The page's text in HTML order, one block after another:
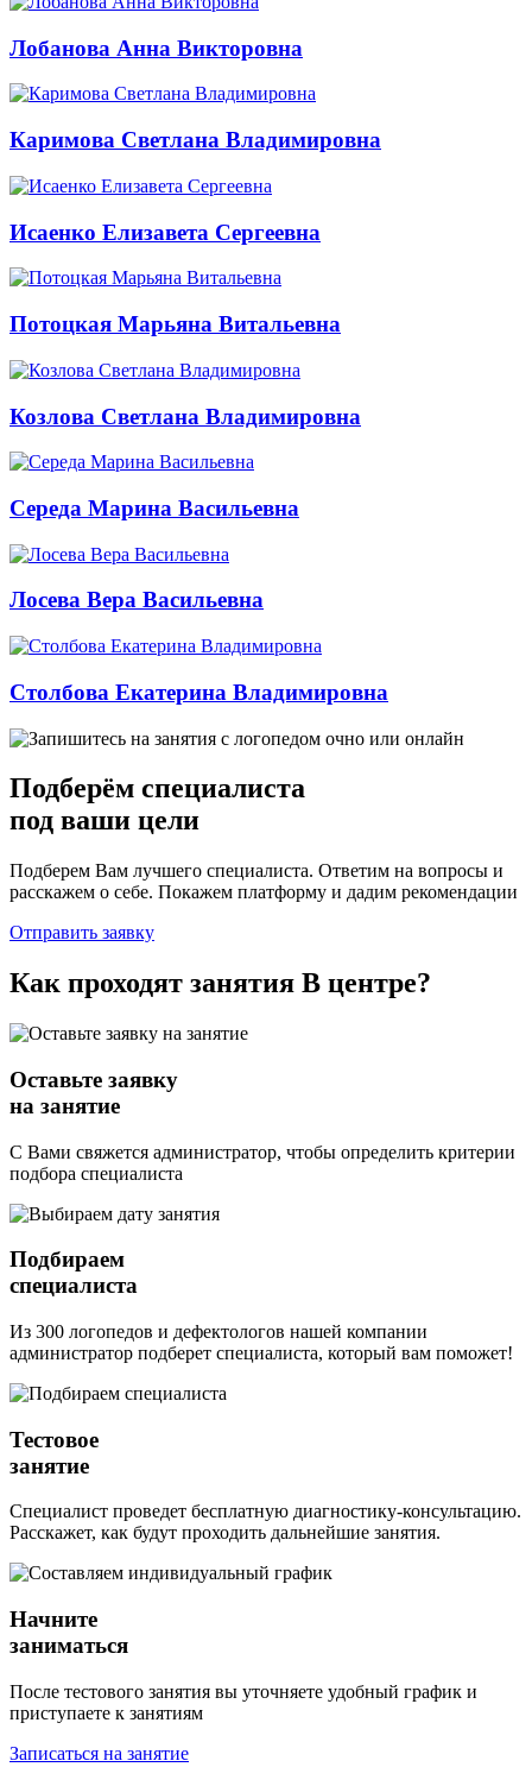
Лобанова Анна Викторовна
Каримова Светлана Владимировна
Исаенко Елизавета Сергеевна
Потоцкая Марьяна Витальевна
Козлова Светлана Владимировна
Середа Марина Васильевна
Лосева Вера Васильевна
Столбова Екатерина Владимировна
Подберём специалиста
под ваши цели
Подберем Вам лучшего специалиста. Ответим на вопросы и
расскажем о себе. Покажем платформу и дадим рекомендации
Отправить заявку
Как проходят занятия В центре?
Оставьте заявку
на занятие
С Вами свяжется администратор, чтобы определить критерии
подбора специалиста
Подбираем
специалиста
Из 300 логопедов и дефектологов нашей компании
администратор подберет специалиста, который вам поможет!
Тестовое
занятие
Специалист проведет бесплатную диагностику-консультацию.
Расскажет, как будут проходить дальнейшие занятия.
Начните
заниматься
После тестового занятия вы уточняете удобный график и
приступаете к занятиям
Записаться на занятие